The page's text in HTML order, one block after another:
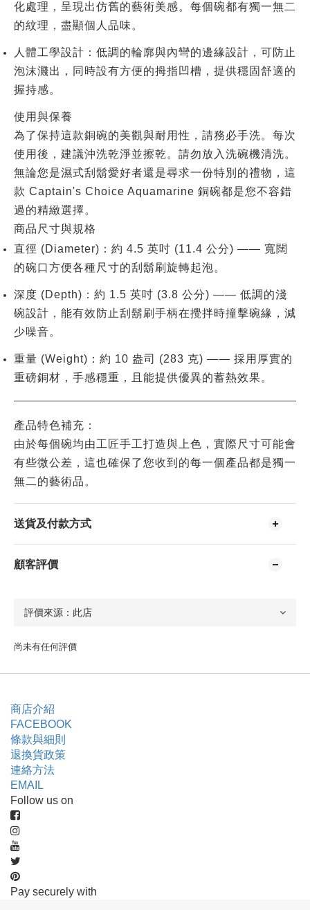
化處理，呈現出仿舊的藝術美感。每個碗都有獨一無二
的紋理，盡顯個人品味。
人體工學設計 ：低調的輪廓與內彎的邊緣設計，可防止
泡沫濺出，同時設有方便的拇指凹槽，提供穩固舒適的
握持感。
使用與保養
為了保持這款銅碗的美觀與耐用性，請務必手洗。每次
使用後，建議沖洗乾淨並擦乾。請勿放入洗碗機清洗。
無論您是濕式刮鬍愛好者還是尋求一份特別的禮物，這
款 Captain's Choice Aquamarine 銅碗都是您不容錯
過的精緻選擇。
商品尺寸與規格
直徑 (Diameter) ：約 4.5 英吋 (11.4 公分) —— 寬闊
的碗口方便各種尺寸的刮鬍刷旋轉起泡。
深度 (Depth) ：約 1.5 英吋 (3.8 公分) —— 低調的淺
碗設計，能有效防止刮鬍刷手柄在攪拌時撞擊碗緣，減
少噪音。
重量 (Weight) ：約 10 盎司 (283 克) —— 採用厚實的
重磅銅材，手感穩重，且能提供優異的蓄熱效果。
產品特色補充：
由於每個碗均由工匠手工打造與上色 ，實際尺寸可能會
有些微公差，這也確保了您收到的每一個產品都是獨一
無二的藝術品。
送貨及付款方式
顧客評價
尚未有任何評價
商店介紹
FACEBOOK
條款與細則
退換貨政策
連絡方法
EMAIL
Follow us on
Pay securely with